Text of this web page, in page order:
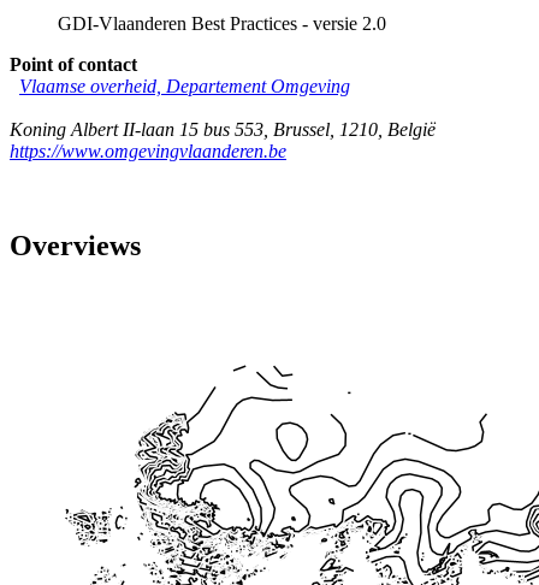
GDI-Vlaanderen Best Practices - versie 2.0
Point of contact
Vlaamse overheid, Departement Omgeving
Koning Albert II-laan 15 bus 553 Brussel 1210 België
https://www.omgevingvlaanderen.be
Overviews